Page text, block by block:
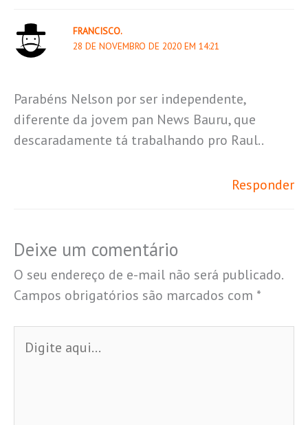
FRANCISCO.
28 DE NOVEMBRO DE 2020 EM 14:21
Parabéns Nelson por ser independente,
diferente da jovem pan News Bauru, que
descaradamente tá trabalhando pro Raul..
Responder
Deixe um comentário
O seu endereço de e-mail não será publicado.
Campos obrigatórios são marcados com *
aqui...